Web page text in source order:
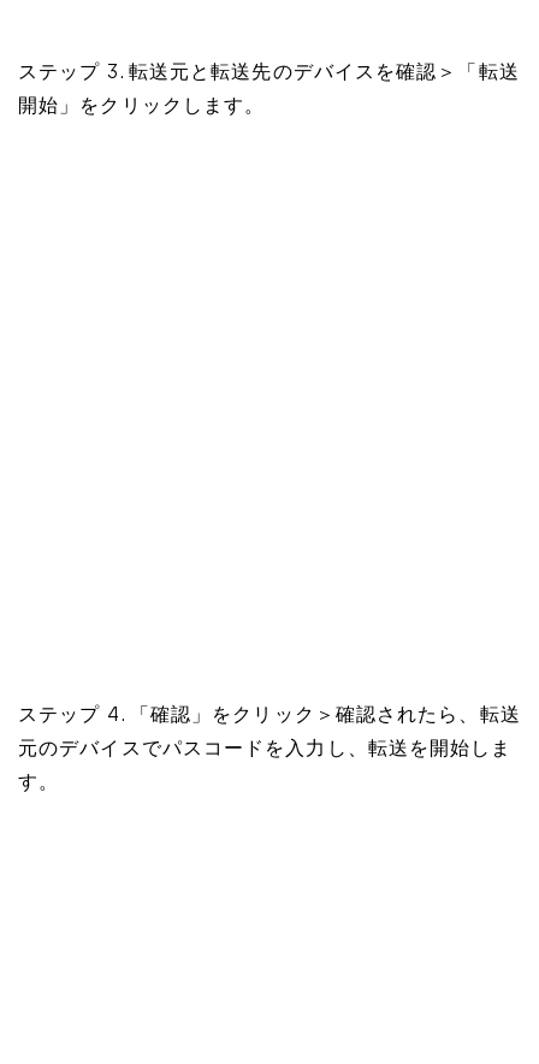
ステップ 3. 転送元と転送先のデバイスを確認＞「転送
開始」をクリックします。
ステップ 4. 「確認」をクリック＞確認されたら、転送
元のデバイスでパスコードを入力し、転送を開始しま
す。